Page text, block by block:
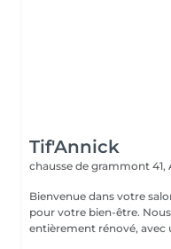
Tif'Annick
chausse de grammont 41,
Bienvenue dans votre
pour votre bien-être. Nous vous accueillons dans un espace
entièrement rénové, avec